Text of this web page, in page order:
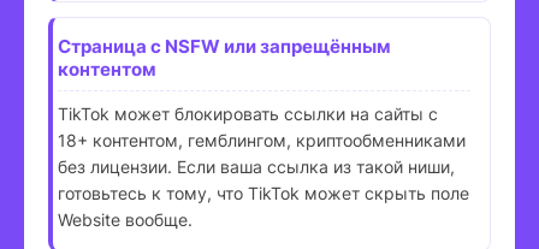
Страница с NSFW или запрещённым
контентом
TikTok может блокировать ссылки на сайты с
18+ контентом, гемблингом, криптообменниками
без лицензии. Если ваша ссылка из такой ниши,
готовьтесь к тому, что TikTok может скрыть поле
Website вообще.